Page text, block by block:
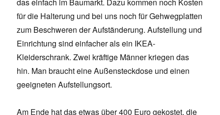
für die Halterung und bei uns noch für Gehwegplatten
zum Beschweren der Aufständerung. Aufstellung und
Einrichtung sind einfacher als ein IKEA-
Kleiderschrank. Zwei kräftige Männer kriegen das
hin. Man braucht eine Außensteckdose und einen
geeigneten Aufstellungsort.
Am Ende hat das etwas über 400 Euro gekostet, die